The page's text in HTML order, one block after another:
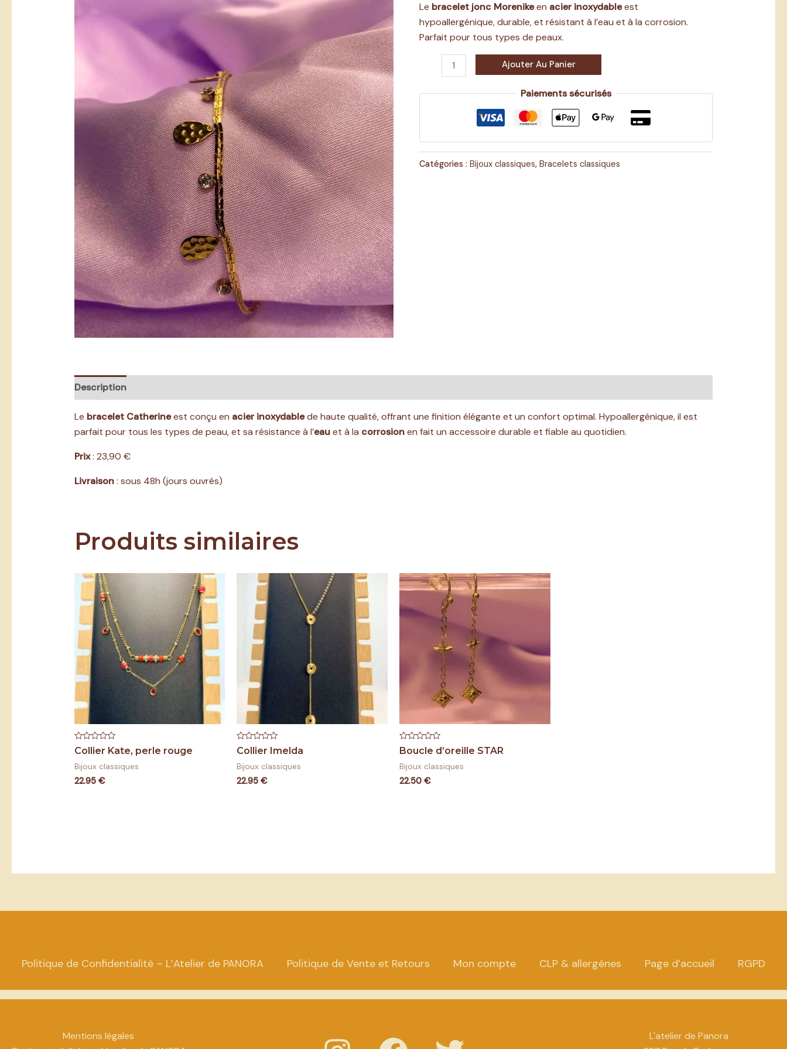
Le bracelet jonc Morenikeen acier inoxydableest
hypoallergénique, durable, et résistant à l’eau et à la corrosion.
Parfait pour tous types de peaux.
Ajouter Au Panier
Paiements sécurisés
Catégories : Bijoux classiques, Bracelets classiques
Description
Le bracelet Catherineest conçu en acier inoxydablede haute qualité, offrant une finition élégante et un confort optimal. Hypoallergénique, il est
parfait pour tous les types de peau, et sa résistance à l’eauet à la corrosionen fait un accessoire durable et fiable au quotidien.
Prix: 23,90 €
Livraison: sous 48h (jours ouvrés)
Produits similaires
Note
0
sur
5
Collier Kate, perle rouge
Bijoux classiques
22.95 €
Note
0
sur
5
Collier Imelda
Bijoux classiques
22.95€
Note
0
sur
5
Boucle d’oreille STAR
Bijoux classiques
22.50 €
Politique de Confidentialité – L’Atelier de PANORA Politique de Vente et Retours Mon compte CLP & allergènes Page d’accueil RGPD
Mentions légales
L'atelier de Panora